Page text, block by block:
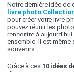
Notre dernière idée de
livre photo Collection
pour créer votre livre
pouvez réunir les
rencontre à
ensemble. Il est même
souvenirs.
Grâce à ces 10 idées